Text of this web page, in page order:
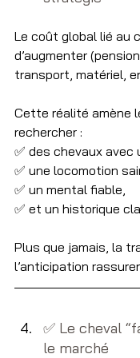
Le coût global lié au
d’augmenter
transport, matériel,
Cette réalité amène
rechercher :
✅ des chevaux avec
✅ une locomotion
✅ un mental fiable,
✅ et un historique
Plus que jamais, la
l’anticipation
✅​ Le cheval
le marché